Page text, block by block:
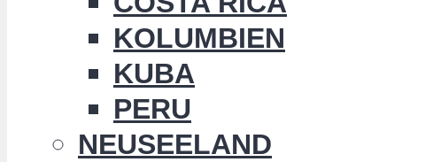
KOLUMBIEN
KUBA
PERU
NEUSEELAND